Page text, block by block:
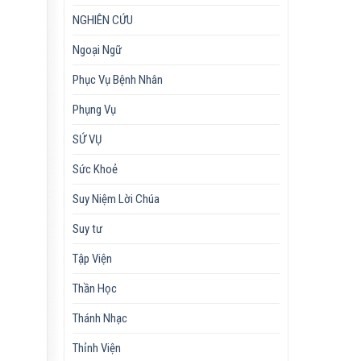
NGHIÊN CỨU
Ngoại Ngữ
Phục Vụ Bệnh Nhân
Phụng Vụ
SỨ VỤ
Sức Khoẻ
Suy Niệm Lời Chúa
Suy tư
Tập Viện
Thần Học
Thánh Nhạc
Thỉnh Viện